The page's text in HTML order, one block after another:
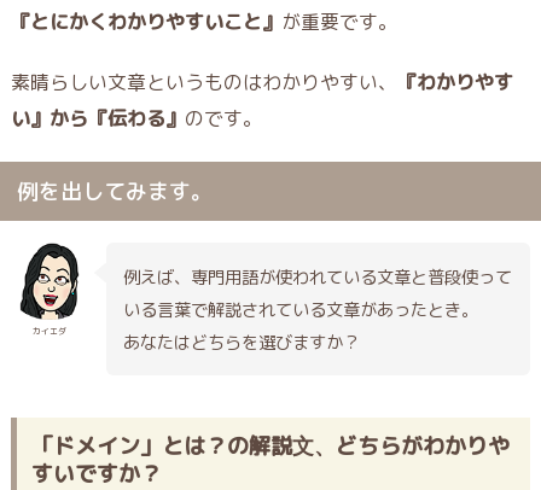
『とにかくわかりやすいこと』 が重要です。
素晴らしい文章というものはわかりやすい、
『わかりやす
い』から『伝わる』 のです。
例を出してみます。
カイエダ
例えば、専門用語が使われている文章と普段使って
いる言葉で解説されている文章があったとき。
あなたはどちらを選びますか？
「ドメイン」とは？の解説文、どちらがわかりや
すいですか？